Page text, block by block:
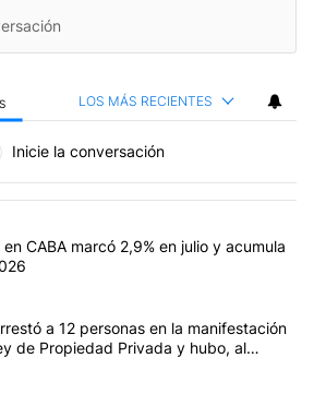
LOS MÁS RECIENTES
Inicie la conversación
artículos con más comentarios en los
con el título "La inflación en CABA
CABA marcó 2,9% en julio y acumula
con el título "La policía arrestó a 12
a 12 personas en la manifestación
de Propiedad Privada y hubo, al
heridos